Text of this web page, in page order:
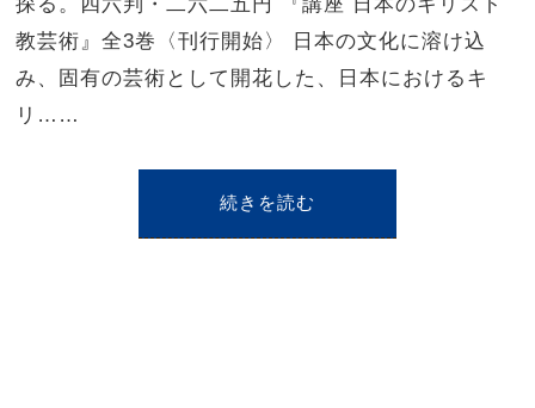
教芸術』全3巻〈刊行開始〉 日本の文化に溶け込
み、固有の芸術として開花した、日本におけるキ
リ……
続きを読む